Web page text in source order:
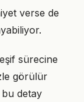
verse de
sürecine
görülür
detay